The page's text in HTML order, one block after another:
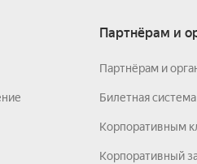
Партнёрам и
Партнёрам и
Билетная
Корпоративным
Корпоративный